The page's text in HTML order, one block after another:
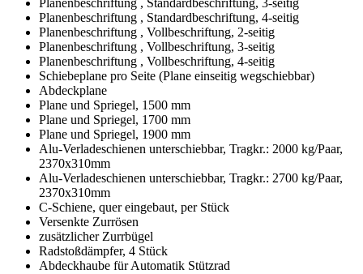
Planenbeschriftung , Standardbeschriftung, 3-seitig
Planenbeschriftung , Standardbeschriftung, 4-seitig
Planenbeschriftung , Vollbeschriftung, 2-seitig
Planenbeschriftung , Vollbeschriftung, 3-seitig
Planenbeschriftung , Vollbeschriftung, 4-seitig
Schiebeplane pro Seite (Plane einseitig wegschiebbar)
Abdeckplane
Plane und Spriegel, 1500 mm
Plane und Spriegel, 1700 mm
Plane und Spriegel, 1900 mm
Alu-Verladeschienen unterschiebbar, Tragkr.: 2000 kg/Paar,
2370x310mm
Alu-Verladeschienen unterschiebbar, Tragkr.: 2700 kg/Paar,
2370x310mm
C-Schiene, quer eingebaut, per Stück
Versenkte Zurrösen
zusätzlicher Zurrbügel
Radstoßdämpfer, 4 Stück
Abdeckhaube für Automatik Stützrad